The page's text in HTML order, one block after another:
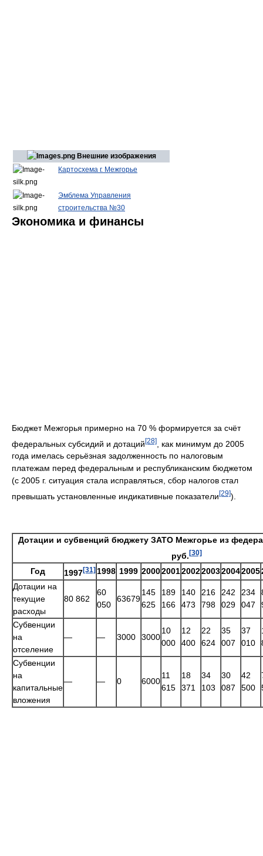
Внешние изображения
Картосхема г. Межгорье
Эмблема Управления
строительства №30
Экономика и финансы
Бюджет Межгорья примерно на 70 % формируется за счёт
федеральных субсидий и дотаций[28]
, как минимум до 2005
года имелась серьёзная задолженность по налоговым
платежам перед федеральным и республиканским бюджетом
(с 2005 г. ситуация стала исправляться, сбор налогов стал
превышать установленные индикативные показатели [29]).
Дотации и субвенций бюджету ЗАТО Межгорье из
руб.[30]
Год 1997[31] 1998 1999 200020012002200320042005
Дотации на
текущие
расходы
80 862
60
050
63679
145
625
189
166
140
473
216
798
242
029
234
047
Субвенции
на
отселение
— — 3000 3000
10
000
12
400
22
624
35
007
37
010
Субвенции
на
капитальные
вложения
— — 0 6000
11
615
18
371
34
103
30
087
42
500